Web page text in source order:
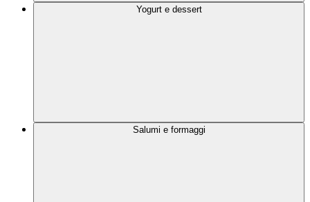
Yogurt e dessert
Salumi e formaggi